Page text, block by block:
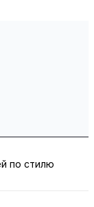
по стилю